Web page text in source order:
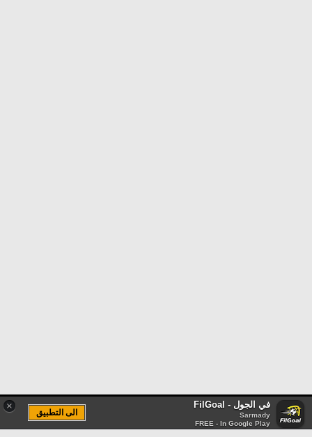
× في الجول - FilGoal
Sarmady
FREE - In Google Play
الى التطبيق